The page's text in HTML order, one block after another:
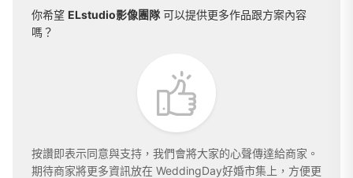
你希望 ELstudio影像團隊 可以提供更多作品跟方案內容
嗎？
按讚即表示同意與支持，我們會將大家的心聲傳達給商家。
期待商家將更多資訊放在 WeddingDay好婚市集上，方便更